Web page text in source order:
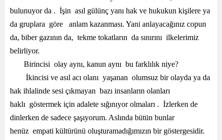
bulunuyor da . İşin asıl gülünç yanı hak ve hukukun kişilere ya
da gruplara göre anlam kazanması. Yani anlayacağınız copun
da, biber gazının da, tekme tokatların da sınırını ilkelerimiz
belirliyor.
Birincisi olay aynı, kanun aynı bu farklılık niye?
İkincisi ve asıl acı olanı yaşanan olumsuz bir olayda ya da
hak ihlalinde sesi çıkmayan bazı insanların olanları
haklı göstermek için adalete sığınıyor olmaları . İzlerken de
dinlerken de sadece şaşıyorum. Aslında bütün bunlar
henüz empati kültürünü oluşturamadığımızın bir göstergesidir.